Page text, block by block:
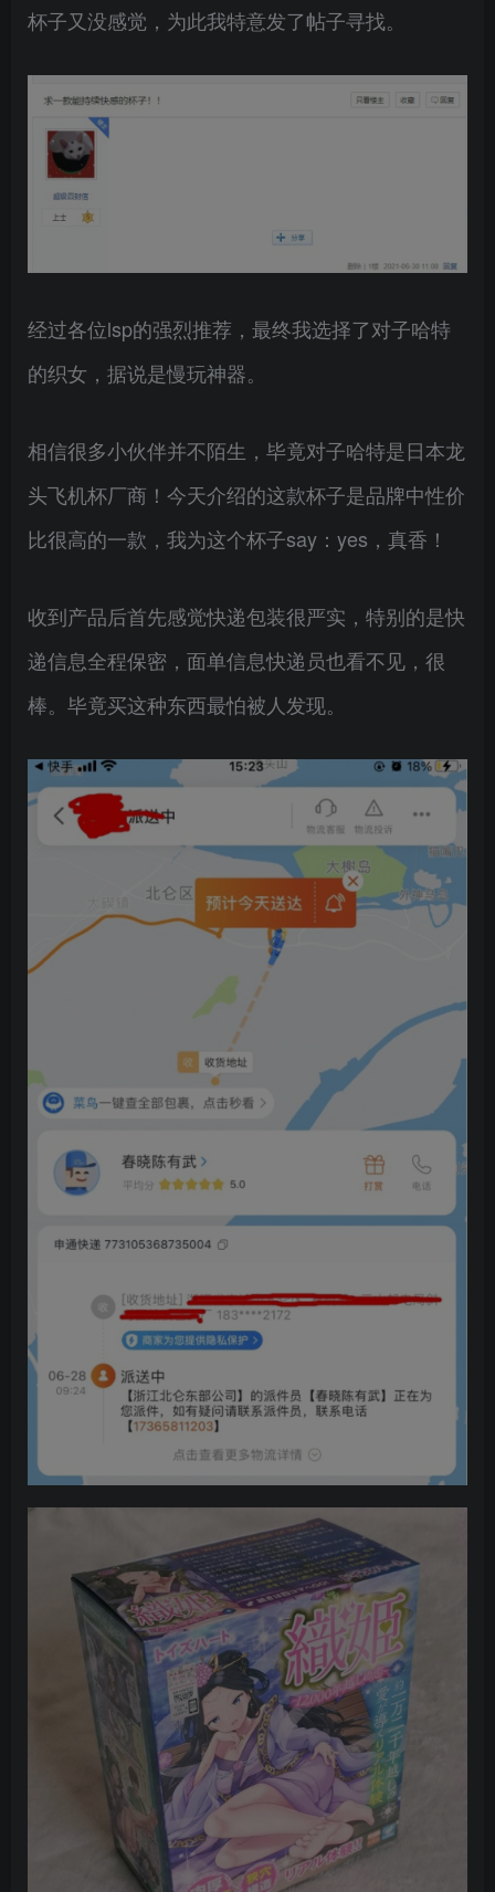
杯子又没感觉，为此我特意发了帖子寻找。
经过各位lsp的强烈推荐，最终我选择了对子哈特
的织女，据说是慢玩神器。
相信很多小伙伴并不陌生，毕竟对子哈特是日本龙
头飞机杯厂商！今天介绍的这款杯子是品牌中性价
比很高的一款，我为这个杯子say：yes，真香！
收到产品后首先感觉快递包装很严实，特别的是快
递信息全程保密，面单信息快递员也看不见，很
棒。毕竟买这种东西最怕被人发现。